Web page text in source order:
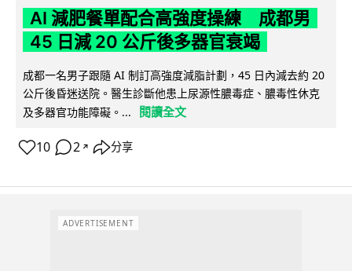
AI 減肥餐單配合高強度操練 成都男
45 日減 20 公斤後多器官衰竭
成都一名男子跟隨 AI 制訂高強度減脂計劃，45 日內減去約 20
公斤後昏迷送院。醫生診斷他患上尿源性膿毒症、膿毒性休克
及多器官功能障礙。...
閱讀全文
10 2 ↗ 分享
ADVERTISEMENT